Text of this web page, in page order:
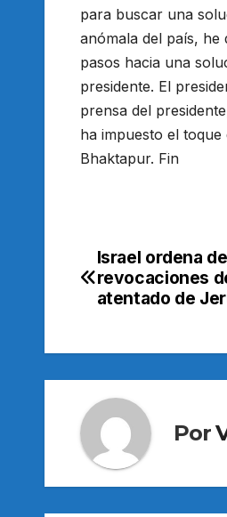
para buscar una
anómala del país,
pasos hacia una
presidente. El
prensa del
ha impuesto el
Bhaktapur. Fin
de
Israel ordena
revocaciones
atentado de
Por